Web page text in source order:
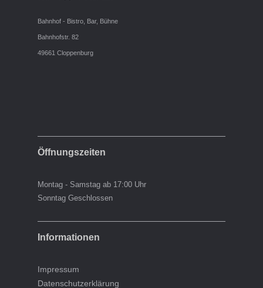
Bahnhof - Bistro, Bar, Bühne
Bahnhofstr. 82
49661 Cloppenburg
Öffnungszeiten
Montag - Samstag ab 17:00 Uhr
Sonntag Geschlossen
Informationen
Impressum
Datenschutzerklärung